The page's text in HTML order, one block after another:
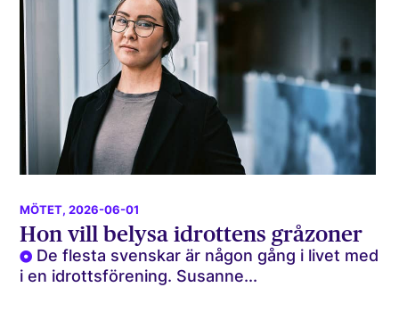
MÖTET, 2026-06-01
Hon vill belysa idrottens gråzoner
De flesta svenskar är någon gång i livet med
i en idrottsförening. Susanne...